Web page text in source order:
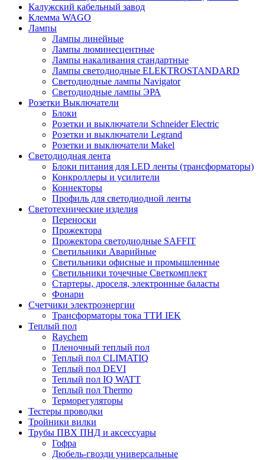
Калужский кабельный завод
Клемма WAGO
Лампы
Лампы линейные
Лампы люминесцентные
Лампы накаливания стандартные
Лампы светодиодные ELEKTROSTANDARD
Светодиодные лампы Navigator
Светодиодные лампы ЭРА
Розетки Выключатели
Блоки
Розетки и выключатели Schneider Electric
Розетки и выключатели Legrand
Розетки и выключатели Makel
Светодиодная лента
Блоки питания для LED ленты (трансформаторы)
Конкроллеры и усилители
Коннекторы
Профиль для светодиодной ленты
Светотехнические изделия
Переноски
Прожектора
Прожектора светодиодные SAFFIT
Светильники Аварийные
Светильники офисные и промышленные
Светильники точечные Светкомплект
Стартеры, дроселя, электронные баласты
Фонари
Счетчики электроэнергии
Трансформаторы тока ТТИ IEK
Теплый пол
Raychem
Пленочный теплый пол
Теплый пол CLIMATIQ
Теплый пол DEVI
Теплый пол IQ WATT
Теплый пол Thermo
Терморегуляторы
Тестеры проводки
Тройники вилки
Трубы ПВХ ПНД и аксессуары
Гофра
Дюбель-гвозди универсальные